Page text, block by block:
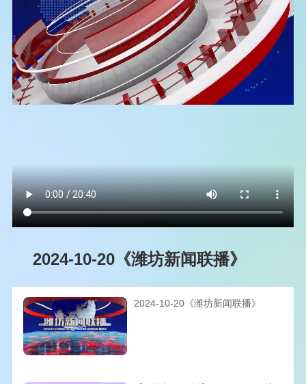
2024-10-20《潍坊新闻联播》
2024-10-20《潍坊新闻联播》